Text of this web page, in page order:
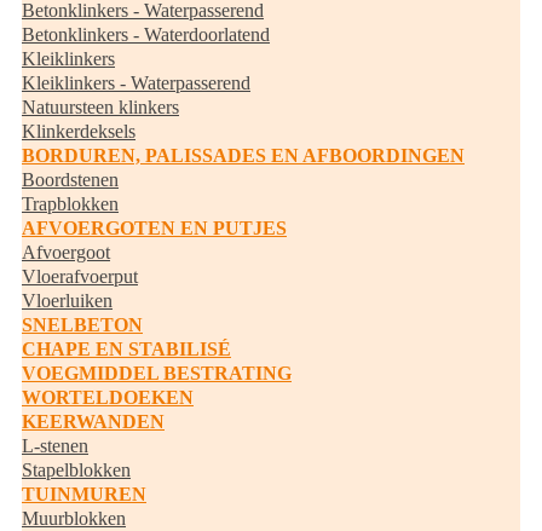
Betonklinkers - Waterpasserend
Betonklinkers - Waterdoorlatend
Kleiklinkers
Kleiklinkers - Waterpasserend
Natuursteen klinkers
Klinkerdeksels
BORDUREN, PALISSADES EN AFBOORDINGEN
Boordstenen
Trapblokken
AFVOERGOTEN EN PUTJES
Afvoergoot
Vloerafvoerput
Vloerluiken
SNELBETON
CHAPE EN STABILISÉ
VOEGMIDDEL BESTRATING
WORTELDOEKEN
KEERWANDEN
L-stenen
Stapelblokken
TUINMUREN
Muurblokken